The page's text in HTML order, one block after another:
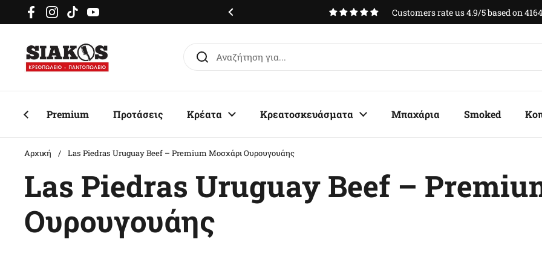
Μετάβαση στο περιεχόμενο
FacebookInstagram
TikTokYouTube
delivery σε όλη την Αττική Customers rate us 4.9/5 based on 4164 reviews.
Premium Προτάσεις Κρέατα Κρεατοσκευάσματα Μπαχάρια Smoked
Αρχική / Las Piedras Uruguay Beef – Premium Μοσχάρι Ουρουγουάης
Las Piedras Uruguay Beef –
Ουρουγουάης